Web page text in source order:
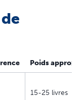
Poids
15-25 livres